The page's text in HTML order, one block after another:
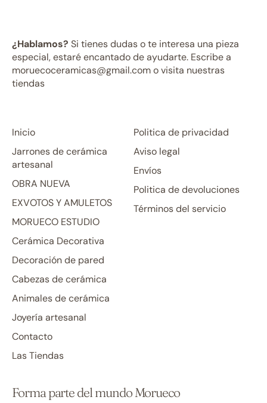
¿Hablamos? Si tienes dudas o te interesa una pieza
especial, estaré encantado de ayudarte. Escribe a
moruecoceramicas@gmail.com o visita nuestras
tiendas
Inicio
Jarrones de cerámica
artesanal
OBRA NUEVA
EXVOTOS Y AMULETOS
MORUECO ESTUDIO
Cerámica Decorativa
Decoración de pared
Cabezas de cerámica
Animales de cerámica
Joyería artesanal
Contacto
Las Tiendas
Politica de privacidad
Aviso legal
Envíos
Politica de devoluciones
Términos del servicio
Forma parte del mundo Morueco